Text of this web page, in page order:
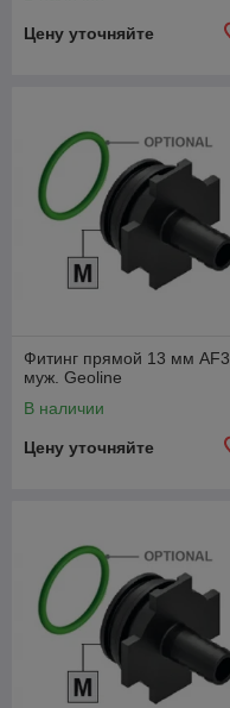
Цену уточняйте
Фитинг прямой 13 мм AF3
муж. Geoline
В наличии
Цену уточняйте